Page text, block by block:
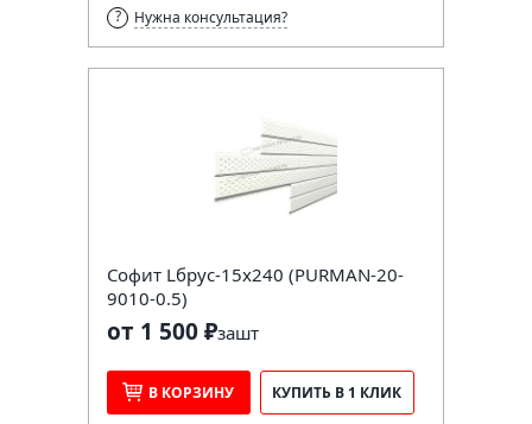
Нужна консультация?
Софит Lбрус-15х240 (PURMAN-20-
9010-0.5)
от 1 500 ₽зашт
В КОРЗИНУ КУПИТЬ В 1 КЛИК